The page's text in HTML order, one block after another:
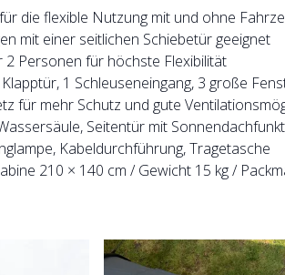
die flexible Nutzung mit und ohne
mit einer seitlichen Schiebetür geeignet
2 Personen für höchste Flexibilität
1 Schleuseneingang, 3 große
für mehr Schutz und gute
Seitentür mit
Kabeldurchführung, Tragetasche
210 × 140 cm / Gewicht 15 kg /